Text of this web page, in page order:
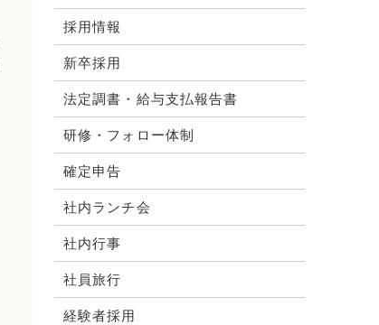
採用情報
新卒採用
法定調書・給与支払報告書
研修・フォロー体制
確定申告
社内ランチ会
社内行事
社員旅行
経験者採用